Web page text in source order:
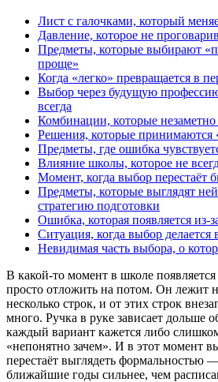
Лист с галочками, который
Давление, которое не
Предметы, которые выбирают
проще»
Когда «легко» превращается в
Выбор через будущую
всегда
Комбинации, которые
Решения, которые принимаются
Предметы, где ошибка
Влияние школы, которое не
Момент, когда выбор перестаёт
Предметы, которые выглядят
стратегию подготовки
Ошибка, которая появляется из-
Ситуация, когда выбор
Невидимая часть выбора, о
В какой-то момент в школе
просто отложить на потом. Он лежит
несколько строк, и от этих строк
много. Ручка в руке зависает дольше
каждый вариант кажется либо
«непонятно зачем». И в этот момент
перестаёт выглядеть формальностью
ближайшие годы сильнее, чем